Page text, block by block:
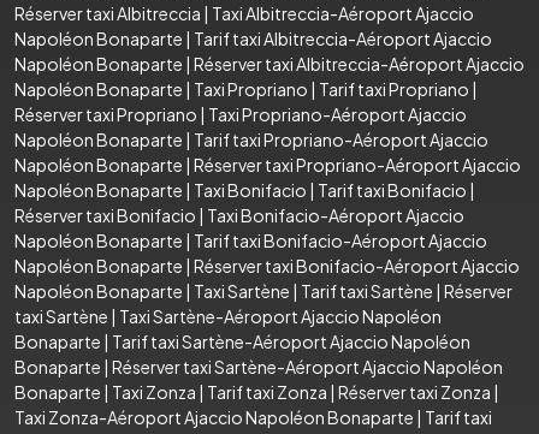
Réserver taxi Albitreccia | Taxi Albitreccia-Aéroport Ajaccio
Napoléon Bonaparte | Tarif taxi Albitreccia-Aéroport Ajaccio
Napoléon Bonaparte | Réserver taxi Albitreccia-Aéroport Ajaccio
Napoléon Bonaparte | Taxi Propriano | Tarif taxi Propriano |
Réserver taxi Propriano | Taxi Propriano-Aéroport Ajaccio
Napoléon Bonaparte | Tarif taxi Propriano-Aéroport Ajaccio
Napoléon Bonaparte | Réserver taxi Propriano-Aéroport Ajaccio
Napoléon Bonaparte | Taxi Bonifacio | Tarif taxi Bonifacio |
Réserver taxi Bonifacio | Taxi Bonifacio-Aéroport Ajaccio
Napoléon Bonaparte | Tarif taxi Bonifacio-Aéroport Ajaccio
Napoléon Bonaparte | Réserver taxi Bonifacio-Aéroport Ajaccio
Napoléon Bonaparte | Taxi Sartène | Tarif taxi Sartène | Réserver
taxi Sartène | Taxi Sartène-Aéroport Ajaccio Napoléon
Bonaparte | Tarif taxi Sartène-Aéroport Ajaccio Napoléon
Bonaparte | Réserver taxi Sartène-Aéroport Ajaccio Napoléon
Bonaparte | Taxi Zonza | Tarif taxi Zonza | Réserver taxi Zonza |
Taxi Zonza-Aéroport Ajaccio Napoléon Bonaparte | Tarif taxi